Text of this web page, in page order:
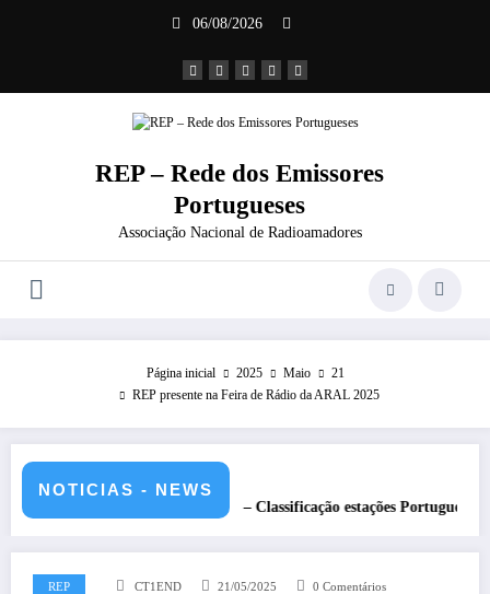
06/08/2026
REP – Rede dos Emissores
Portugueses
Associação Nacional de Radioamadores
Página inicial 2025 Maio
21
REP presente na Feira de Rádio da ARAL 2025
NOTICIAS - NEWS
– CS5HQ DXCC – Classificação estações Portuguesas-2026
REP CT1END 21/05/2025 0 Comentários